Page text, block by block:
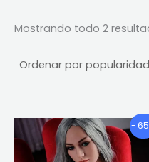
Mostrando todo 2
-
Gama
de